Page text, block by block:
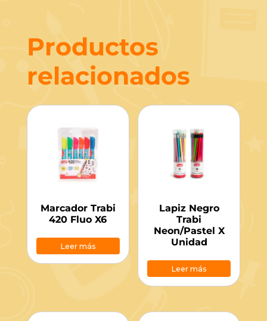
Productos
relacionados
Marcador Trabi
420 Fluo X6
Leer más
Lapiz Negro
Trabi
Neon/Pastel X
Unidad
Leer más